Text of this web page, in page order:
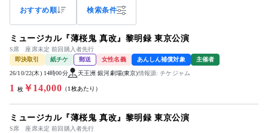
おすすめ順 検索条件
ミュージカル『薄桜鬼 真改』黎明録 東京公演
S席 座席未定 前回購入者先行
即決取引
紙チケ 郵送 女性名義 あんしん補償対象 主催者
26/10/22(木) 14時00分 天王洲 銀河劇場(東京)情報源: チケジャム
1 枚￥14,000 （1枚あたり）
ミュージカル『薄桜鬼 真改』黎明録 東京公演
S席 座席未定 前回購入者先行